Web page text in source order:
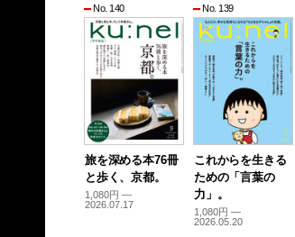
No. 140
旅を深める本76冊
と歩く、京都。
1,080円 —
2026.07.17
No. 139
これからを生きる
ための「言葉の
力」。
1,080円 —
2026.05.20